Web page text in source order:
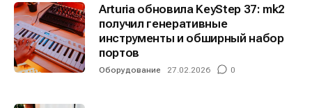
Arturia обновила KeyStep 37: mk2
получил генеративные
инструменты и обширный набор
портов
Оборудование 27.02.2026 0